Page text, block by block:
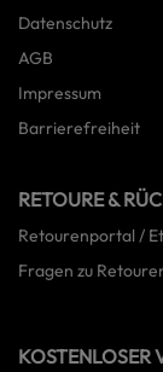
Datenschutz
AGB
Impressum
Barrierefreiheit
RETOURE &
Retourenportal /
Fragen zu
KOSTENLOSER